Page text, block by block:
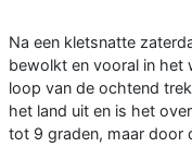
Na een kletsnatte
bewolkt en vooral in het
loop van de ochtend
het land uit en is het
tot 9 graden, maar door